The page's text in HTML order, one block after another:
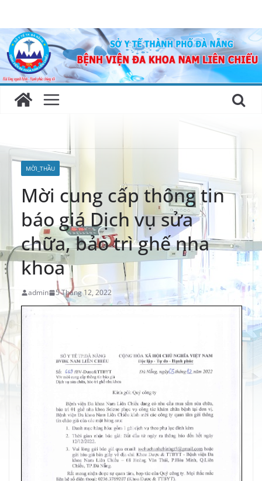
content
MỜI_THẦU
Mời cung cấp thông tin
báo giá Dịch vụ sửa
chữa, bảo trì ghế nha
khoa
admin 5 Tháng 12, 2022